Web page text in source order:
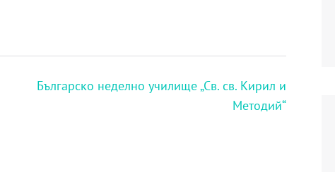
Българско неделно училище „Св. св. Кирил и
Методий“